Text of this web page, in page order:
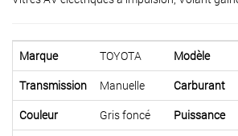
Marque TOYOTA Modèle
Transmission
Manuelle Carburant
Couleur
Gris foncé Puissance